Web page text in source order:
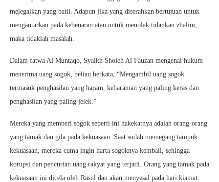
melegalkan yang batil. Adapun jika yang diserahkan bertujuan untuk
mengantarkan pada kebenaran atau untuk menolak tidankan zhalim,
maka tidaklah masalah.
Dalam fatwa Al Muntaqo, Syaikh Sholeh Al Fauzan mengenai hukum
menerima uang sogok, beliau berkata, “Mengambil uang sogok
termasuk penghasilan yang haram, keharaman yang paling keras dan
penghasilan yang paling jelek.”
Mereka yang memberi sogok seperti ini hakekatnya adalah orang-orang
yang tamak dan gila pada kekuasaan. Saat sudah memegang tampuk
kekuasaan, mereka cuma ingin harta sogoknya kembali, sehingga
korupsi dan pencurian uang rakyat yang terjadi. Orang yang tamak pada
kekuasaan ini dicela oleh Rasul dan akan menyesal pada hari kiamat.